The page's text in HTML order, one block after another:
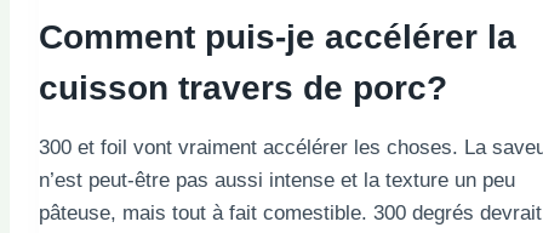
Comment puis-je accélérer la
cuisson travers de porc?
300 et foil vont vraiment accélérer les choses. La
n’est peut-être pas aussi intense et la texture un peu
pâteuse, mais tout à fait comestible. 300 degrés devrait